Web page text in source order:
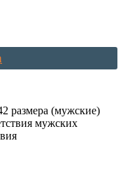
размера (мужские)
мужских